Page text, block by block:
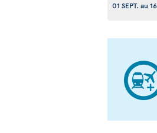
01 SEPT. au